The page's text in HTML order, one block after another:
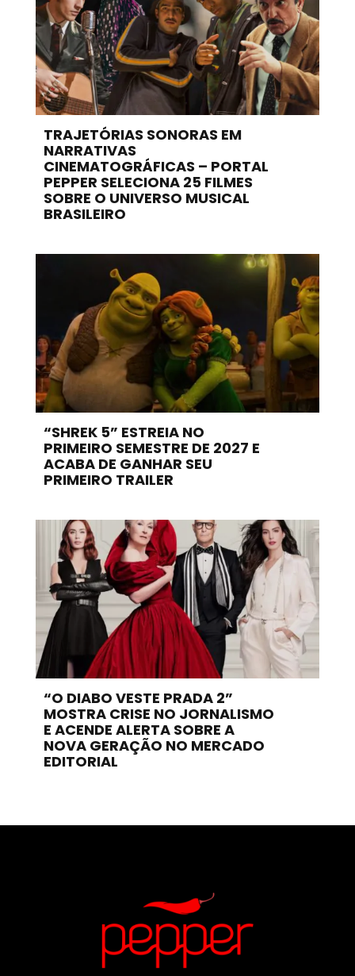
TRAJETÓRIAS SONORAS EM
NARRATIVAS
CINEMATOGRÁFICAS – PORTAL
PEPPER SELECIONA 25 FILMES
SOBRE O UNIVERSO MUSICAL
BRASILEIRO
“SHREK 5” ESTREIA NO
PRIMEIRO SEMESTRE DE 2027 E
ACABA DE GANHAR SEU
PRIMEIRO TRAILER
“O DIABO VESTE PRADA 2”
MOSTRA CRISE NO JORNALISMO
E ACENDE ALERTA SOBRE A
NOVA GERAÇÃO NO MERCADO
EDITORIAL